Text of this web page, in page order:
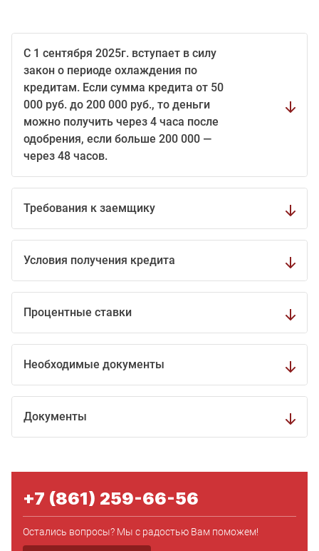
С 1 сентября 2025г. вступает в силу
закон о периоде охлаждения по
кредитам. Если сумма кредита от 50
000 руб. до 200 000 руб., то деньги
можно получить через 4 часа после
одобрения, если больше 200 000 —
через 48 часов.
Требования к заемщику
Условия получения кредита
Процентные ставки
Необходимые документы
Документы
+7 (861) 259-66-56
Остались вопросы? Мы с радостью Вам поможем!